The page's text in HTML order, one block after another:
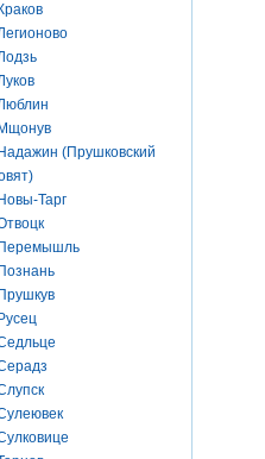
Краков
Мщонув
Надажин (Прушковский
Новы-Тарг
Перемышль
Познань
Прушкув
Русец